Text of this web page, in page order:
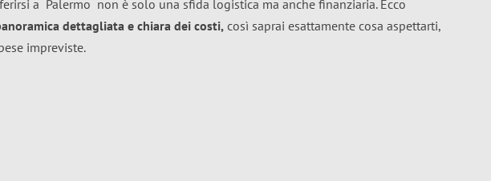
a Palermo non è solo una sfida logistica ma anche finanziaria. Ecco
dettagliata e chiara dei costi, così saprai esattamente cosa aspettarti,
impreviste.